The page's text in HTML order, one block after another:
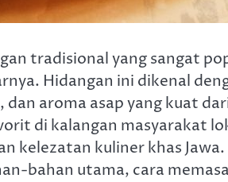
tradisional yang sangat
Hidangan ini dikenal
aroma asap yang kuat
di kalangan masyarakat
kelezatan kuliner khas
bahan utama, cara